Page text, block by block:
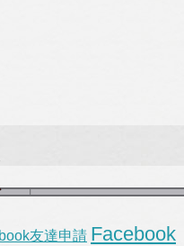
友達申請 Facebook